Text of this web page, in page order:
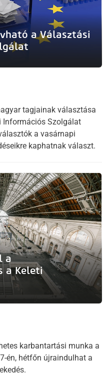
a Választási
tagjainak választása
Információs Szolgálat
a vasárnapi
kaphatnak választ.
a
a Keleti
karbantartási munka a
én, hétfőn újraindulhat a